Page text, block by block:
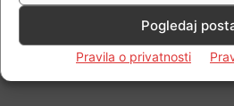
Pogledaj
Pravila o privatnosti